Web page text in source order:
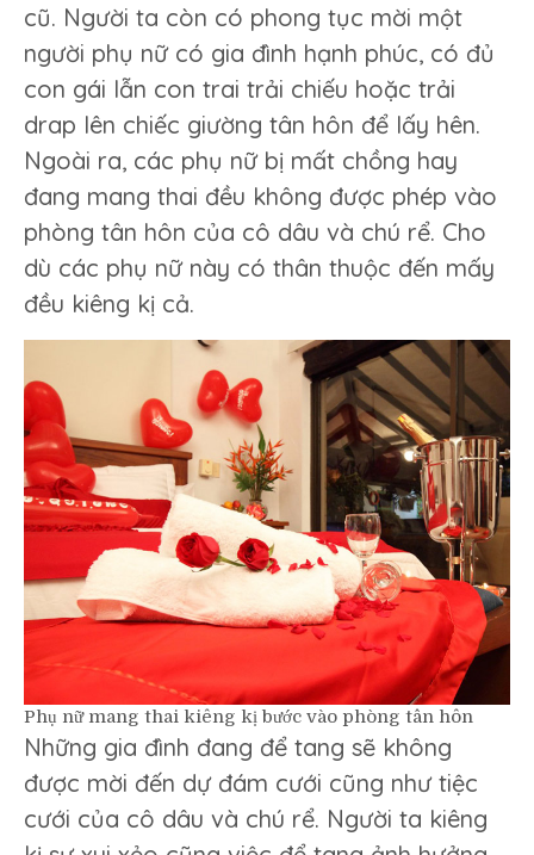
cũ. Người ta còn có phong tục mời một
người phụ nữ có gia đình hạnh phúc, có đủ
con gái lẫn con trai trải chiếu hoặc trải
drap lên chiếc giường tân hôn để lấy hên.
Ngoài ra, các phụ nữ bị mất chồng hay
đang mang thai đều không được phép vào
phòng tân hôn của cô dâu và chú rể. Cho
dù các phụ nữ này có thân thuộc đến mấy
đều kiêng kị cả.
Phụ nữ mang thai kiêng kị bước vào phòng tân hôn
Những gia đình đang để tang sẽ không
được mời đến dự đám cưới cũng như tiệc
cưới của cô dâu và chú rể. Người ta kiêng